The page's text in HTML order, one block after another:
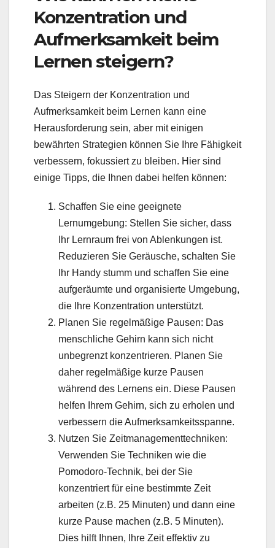
Konzentration und
Aufmerksamkeit beim
Lernen steigern?
Das Steigern der Konzentration und
Aufmerksamkeit beim Lernen kann eine
Herausforderung sein, aber mit einigen
bewährten Strategien können Sie Ihre Fähigkeit
verbessern, fokussiert zu bleiben. Hier sind
einige Tipps, die Ihnen dabei helfen können:
Schaffen Sie eine geeignete
Lernumgebung: Stellen Sie sicher, dass
Ihr Lernraum frei von Ablenkungen ist.
Reduzieren Sie Geräusche, schalten Sie
Ihr Handy stumm und schaffen Sie eine
aufgeräumte und organisierte Umgebung,
die Ihre Konzentration unterstützt.
Planen Sie regelmäßige Pausen: Das
menschliche Gehirn kann sich nicht
unbegrenzt konzentrieren. Planen Sie
daher regelmäßige kurze Pausen
während des Lernens ein. Diese Pausen
helfen Ihrem Gehirn, sich zu erholen und
verbessern die Aufmerksamkeitsspanne.
Nutzen Sie Zeitmanagementtechniken:
Verwenden Sie Techniken wie die
Pomodoro-Technik, bei der Sie
konzentriert für eine bestimmte Zeit
arbeiten (z.B. 25 Minuten) und dann eine
kurze Pause machen (z.B. 5 Minuten).
Dies hilft Ihnen, Ihre Zeit effektiv zu